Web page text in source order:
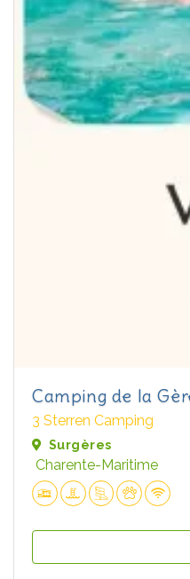
Camping de la
3 Sterren Camping
Surgères
Charente-Maritime